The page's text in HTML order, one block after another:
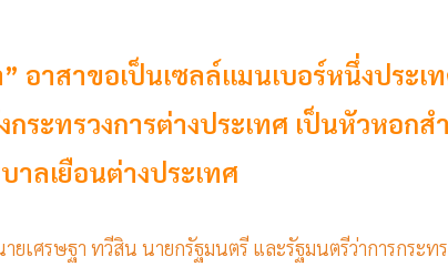
อาสาขอเป็นเซลล์แมนเบอร์หนึ่งประ
กระทรวงการต่างประเทศ เป็นหัวหอ
าลเยือนต่างประเทศ
ยเศรษฐา ทวีสิน นายกรัฐมนตรี และรัฐมนตรีว่าการกระทร